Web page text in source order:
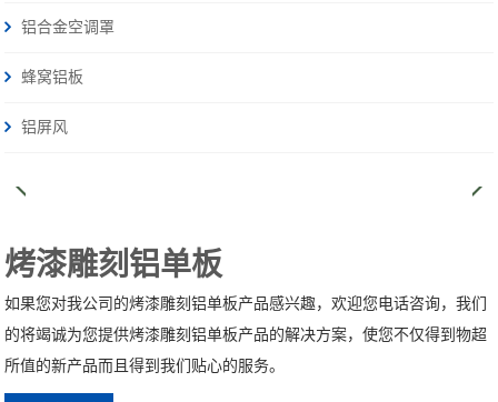
铝合金空调罩
蜂窝铝板
铝屏风
烤漆雕刻铝单板
如果您对我公司的烤漆雕刻铝单板产品感兴趣，欢迎您电话咨询，我们
的将竭诚为您提供烤漆雕刻铝单板产品的解决方案，使您不仅得到物超
所值的新产品而且得到我们贴心的服务。